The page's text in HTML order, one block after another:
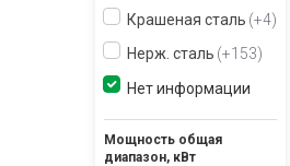
Крашеная сталь +4
Нерж. сталь +153
Нет информации
Мощность общая
диапазон, кВт